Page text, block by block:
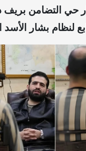
حي التضامن
لنظام بشار الأسد